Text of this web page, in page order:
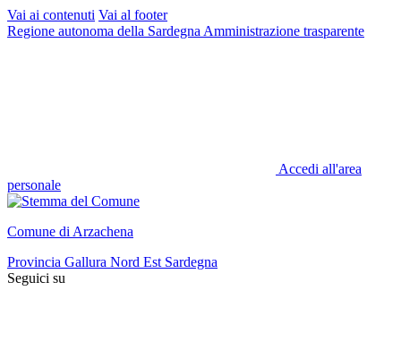
Vai ai contenuti Vai al footer
Regione autonoma della Sardegna Amministrazione trasparente
Accedi all'area
personale
Comune di Arzachena
Provincia Gallura Nord Est Sardegna
Seguici su